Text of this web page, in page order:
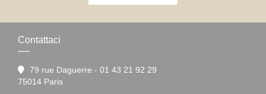
Contattaci
79 rue Daguerre - 01 43 21 92 29
75014 Paris((apre una nuova finestra))